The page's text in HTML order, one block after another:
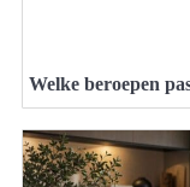
Welke beroepen